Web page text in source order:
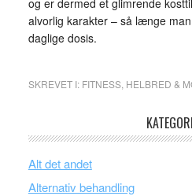
og er dermed et glimrende
alvorlig karakter – så længe
daglige dosis.
SKREVET I: FITNESS, HELBRED &
Alt det andet
Alternativ behandling